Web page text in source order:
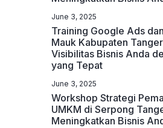
June 3, 2025
Training Google Ads
Mauk Kabupaten
Visibilitas Bisnis Anda
yang Tepat
June 3, 2025
Workshop Strategi
UMKM di Serpong
Meningkatkan Bisnis